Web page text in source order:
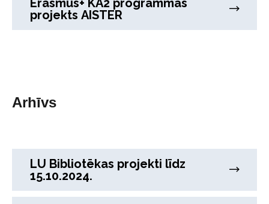
Erasmus+ KA2 programmas
projekts AISTER
Arhīvs
LU Bibliotēkas projekti līdz
15.10.2024.